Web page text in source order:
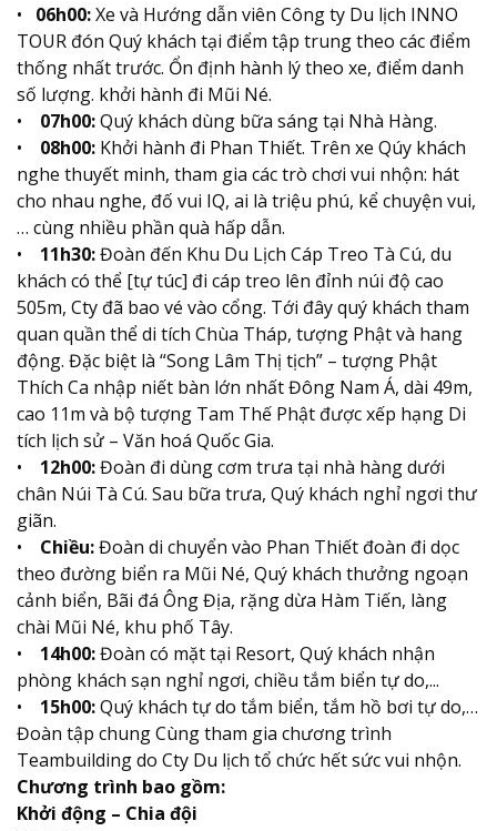
• 06h00:Xe và Hướng dẫn viên Công ty Du lịch INNO
TOUR đón Quý khách tại điểm tập trung theo các điểm
thống nhất trước. Ổn định hành lý theo xe, điểm danh
số lượng. khởi hành đi Mũi Né.
• 07h00:Quý khách dùng bữa sáng tại Nhà Hàng.
•
08h00: Khởi hành đi Phan Thiết. Trên xe Qúy khách
nghe thuyết minh, tham gia các trò chơi vui nhộn: hát
cho nhau nghe, đố vui IQ, ai là triệu phú, kể chuyện vui,
… cùng nhiều phần quà hấp dẫn.
•
11h30:Đoàn đến Khu Du Lịch Cáp Treo Tà Cú, du
khách có thể [tự túc] đi cáp treo lên đỉnh núi độ cao
505m, Cty đã bao vé vào cổng. Tới đây quý khách tham
quan quần thể di tích Chùa Tháp, tượng Phật và hang
động. Đặc biệt là “Song Lâm Thị tịch” – tượng Phật
Thích Ca nhập niết bàn lớn nhất Đông Nam Á, dài 49m,
cao 11m và bộ tượng Tam Thế Phật được xếp hạng Di
tích lịch sử – Văn hoá Quốc Gia.
• 12h00:Đoàn đi dùng cơm trưa tại nhà hàng dưới
chân Núi Tà Cú. Sau bữa trưa, Quý khách nghỉ ngơi thư
giãn.
•
Chiều:Đoàn di chuyển vào Phan Thiết đoàn đi dọc
theo đường biển ra Mũi Né, Quý khách thưởng ngoạn
cảnh biển, Bãi đá Ông Địa, rặng dừa Hàm Tiến, làng
chài Mũi Né, khu phố Tây.
•
14h00:Đoàn có mặt tại Resort, Quý khách nhận
phòng khách sạn nghỉ ngơi, chiều tắm biển tự do,...
• 15h00:Quý khách tự do tắm biển, tắm hồ bơi tự do,…
Đoàn tập chung Cùng tham gia chương trình
Teambuilding do Cty Du lịch tổ chức hết sức vui nhộn.
Chương trình bao gồm:
Khởi động – Chia đội